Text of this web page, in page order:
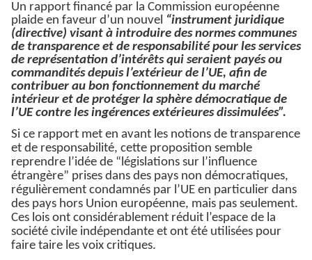
Un rapport financé par la Commission européenne
plaide en faveur d’un nouvel “instrument juridique
(directive) visant à introduire des normes communes
de transparence et de responsabilité pour les services
de représentation d’intérêts qui seraient payés ou
commanditésdepuis l’extérieur de l’UE, afin de
contribuer au bon fonctionnement du marché
intérieur et de protéger la sphère démocratique de
l’UE contre les ingérences extérieures dissimulées”.
Si ce rapport met en avant les notions de transparence
et de responsabilité, cette proposition semble
reprendre l’idée de “législations sur l’influence
étrangère” prises dans des pays non démocratiques,
régulièrement condamnés par l’UE en particulier dans
des pays hors Union européenne, mais pas seulement.
Ces lois ont considérablement réduit l’espace de la
société civile indépendante et ont été utilisées pour
faire taire les voix critiques.